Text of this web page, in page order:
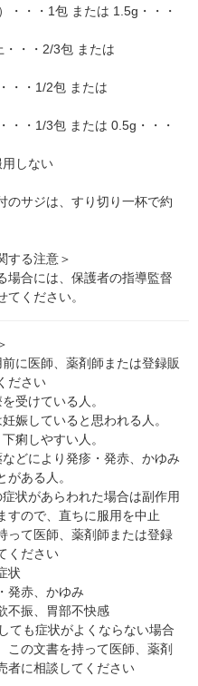
・・・1包 または 1.5g・・・
・・・2/3包 または
・・1/2包 または
・・1/3包 または 0.5g・・・
しない
のサジは、すり切り一杯で約
する注意＞
場合には、保護者の指導監督
てください。
に医師、薬剤師または登録販
ださい
受けている人。
妊娠していると思われる人。
痢しやすい人。
などにより発疹・発赤、かゆみ
がある人。
状があらわれた場合は副作用
すので、直ちに服用を中止
って医師、薬剤師または登録
ください
状
発赤、かゆみ
不振、胃部不快感
ても症状がよくならない場合
この文書を持って医師、薬剤
者に相談してください